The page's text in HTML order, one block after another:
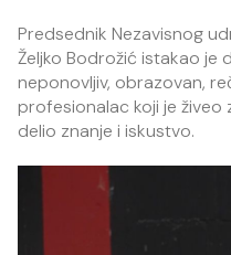
Predsednik Nezavisnog
Željko Bodrožić istakao je
neponovljiv, obrazovan,
profesionalac koji je živeo
delio znanje i iskustvo.